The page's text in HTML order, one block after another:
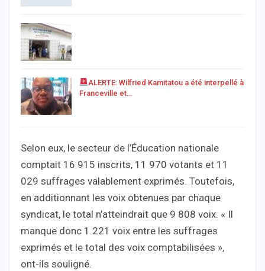
ALERTE: Wilfried Kamitatou a été interpellé à
Franceville et…
Selon eux, le secteur de l’Éducation nationale
comptait 16 915 inscrits, 11 970 votants et 11
029 suffrages valablement exprimés. Toutefois,
en additionnant les voix obtenues par chaque
syndicat, le total n’atteindrait que 9 808 voix. « Il
manque donc 1 221 voix entre les suffrages
exprimés et le total des voix comptabilisées »,
ont-ils souligné.